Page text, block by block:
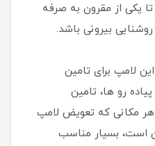
یکی از مقرون به صرفه
روشنایی بیرونی باشد.
لامپ برای تامین
رو ها، تامین
هر مکانی که تعویض لامپ
است، بسیار مناسب